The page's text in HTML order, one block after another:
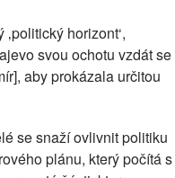
horizont‘,
svou ochotu vzdát se
aby prokázala určitou
se snaží ovlivnit politiku
plánu, který počítá s